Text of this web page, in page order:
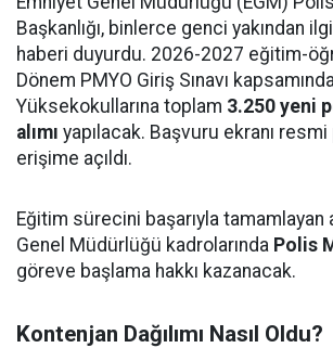
Başkanlığı, binlerce genci yakından
haberi duyurdu. 2026-2027 eğitim-
Dönem PMYO Giriş Sınavı
Yüksekokullarına toplam 3.250 yeni
alımı yapılacak. Başvuru ekranı
erişime açıldı.
Eğitim sürecini başarıyla tamamlayan
Genel Müdürlüğü kadrolarında Polis
göreve başlama hakkı kazanacak.
Kontenjan Dağılımı Nasıl Oldu?